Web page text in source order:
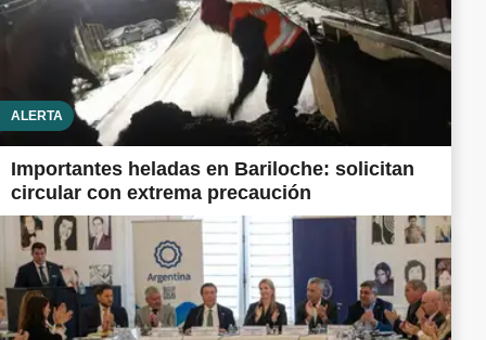
ALERTA
Importantes heladas en Bariloche: solicitan
circular con extrema precaución